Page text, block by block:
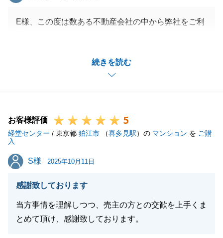
続きを読む
E様、この度は数ある不動産会社の中から弊社をご利
もスピーディーにご対応を頂きました。
今後とも、お困りごとや気になること等ございました
ご連絡下さいませ。
お客様評価 5
経堂センター / 東京都 狛江市 （喜多見駅）の マンション を ご購
入
S様
S様 2025年10月11日
感謝致しております
当方事情を理解しつつ、売主の方との交歓を上手くま
とめて頂け、感謝致しております。